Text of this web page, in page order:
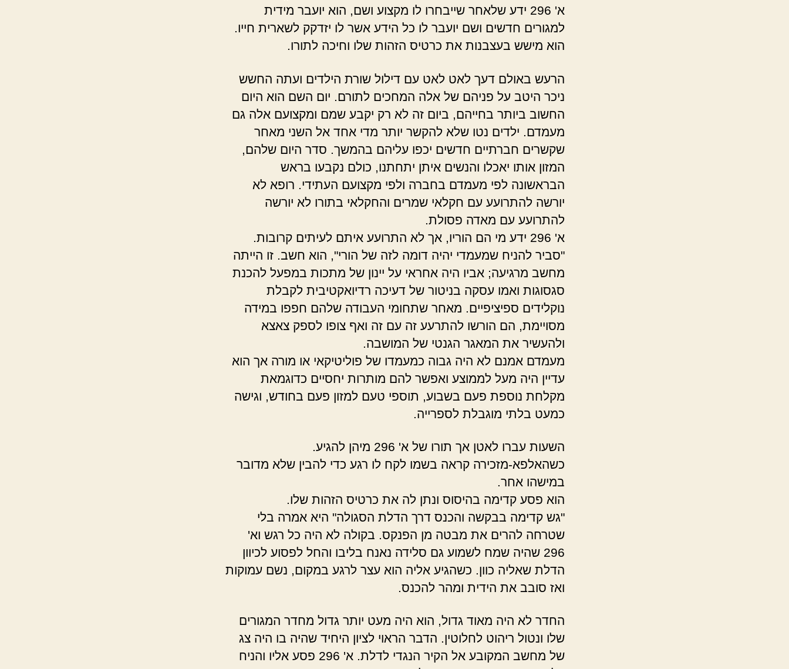
א' 296 ידע שלאחר שייבחרו לו מקצוע ושם, הוא יועבר מידית
למגורים חדשים ושם יועבר לו כל הידע אשר לו יזדקק לשארית חייו.
הוא מישש בעצבנות את כרטיס הזהות שלו וחיכה לתורו.
הרעש באולם דעך לאט לאט עם דילול שורת הילדים ועתה החשש
ניכר היטב על פניהם של אלה המחכים לתורם. יום השם הוא היום
החשוב ביותר בחייהם, ביום זה לא רק יקבע שמם ומקצועם אלה גם
מעמדם. ילדים נטו שלא להקשר יותר מדי אחד אל השני מאחר
שקשרים חברתיים חדשים יכפו עליהם בהמשך. סדר היום שלהם,
המזון אותו יאכלו והנשים איתן יתחתנו, כולם נקבעו בראש
הבראשונה לפי מעמדם בחברה ולפי מקצועם העתידי. רופא לא
יורשה להתרועע עם חקלאי שמרים והחקלאי בתורו לא יורשה
להתרועע עם מאדה פסולת.
א' 296 ידע מי הם הוריו, אך לא התרועע איתם לעיתים קרובות.
"סביר להניח שמעמדי יהיה דומה לזה של הורי", הוא חשב. זו הייתה
מחשב מרגיעה; אביו היה אחראי על יינון של מתכות במפעל להכנת
סגסוגות ואמו עסקה בניטור של דעיכה רדיואקטיבית לקבלת
נוקלידים ספיציפיים. מאחר שתחומי העבודה שלהם חפפו במידה
מסויימת, הם הורשו להתרעע זה עם זה ואף צופו לספק צאצא
ולהעשיר את המאגר הגנטי של המושבה.
מעמדם אמנם לא היה גבוה כמעמדו של פוליטיקאי או מורה אך הוא
עדיין היה מעל לממוצע ואפשר להם מותרות יחסיים כדוגמאת
מקלחת נוספת פעם בשבוע, תוספי טעם למזון פעם בחודש, וגישה
כמעט בלתי מוגבלת לספרייה.
השעות עברו לאטן אך תורו של א' 296 מיהן להגיע.
כשהאלפא-מזכירה קראה בשמו לקח לו רגע כדי להבין שלא מדובר
במישהו אחר.
הוא פסע קדימה בהיסוס ונתן לה את כרטיס הזהות שלו.
"גש קדימה בבקשה והכנס דרך הדלת הסגולה" היא אמרה בלי
שטרחה להרים את מבטה מן הפנקס. בקולה לא היה כל רגש וא'
296 שהיה שמח לשמוע גם סלידה נאנח בליבו והחל לפסוע לכיוון
הדלת שאליה כוון. כשהגיע אליה הוא עצר לרגע במקום, נשם עמוקות
ואז סובב את הידית ומהר להכנס.
החדר לא היה מאוד גדול, הוא היה מעט יותר גדול מחדר המגורים
שלו ונטול ריהוט לחלוטין. הדבר הראוי לציון היחיד שהיה בו היה צג
של מחשב המקובע אל הקיר הנגדי לדלת. א' 296 פסע אליו והניח